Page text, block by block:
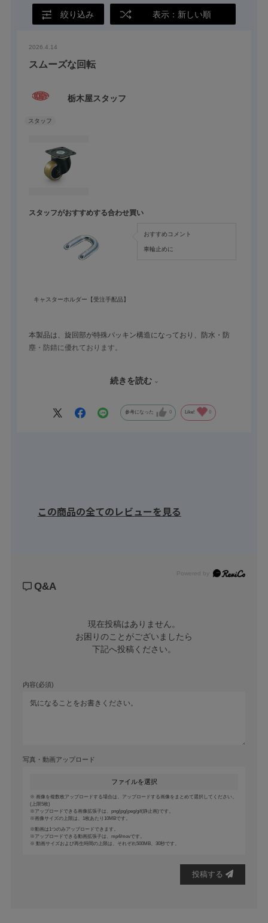
絞り込み 表示：新しい順
2026.4.14
スムーズな回転
栃木屋スタッフ
スタッフがおすすめする合わせ買い
キャスターホルダー【受注手配品】
おすすめコメント
車輪止めに
本製品は、旋回部が特殊パッキン構造になっており、防水・防
塵・防錆に優れております。
使用しておりますので、床に傷がつきにくく、積載物にも優しい
工場内で使用する台車や装置の足回りにオススメです。
続きを読む
参考になった 0 Like! 0
この商品の全てのレビューを見る
Powered by
Q&A
現在投稿はありません。
お困りのことがございましたら
下記へ投稿ください。
内容(必須)
写真・動画アップロード
ファイルを選択
画像を複数枚アップロードする場合は、アップロードする画像をまとめて選択してください。
(上限5枚)
アップロードできる画像拡張子は、png/jpg/jpeg/gif(静止画)です。
画像サイズの上限は、1枚あたり10MBです。
動画は1つのみアップロードできます。
アップロードできる動画拡張子は、mp4/movです。
動画サイズおよび再生時間の上限は、それぞれ500MB、30秒です。
投稿する